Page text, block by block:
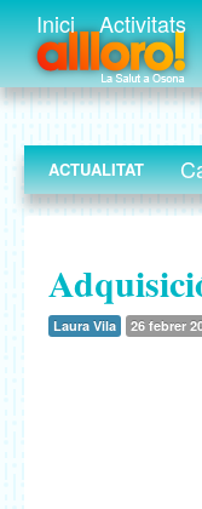
Inici Activitats
ACTUALITAT
Laura Vila 26 febrer